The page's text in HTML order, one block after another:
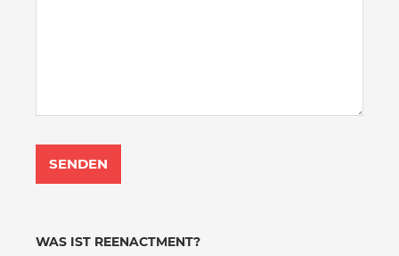
WAS IST REENACTMENT?